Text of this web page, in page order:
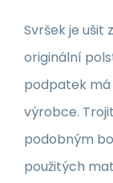
Svršek je ušit
originální
podpatek má
výrobce.
podobným
použitých